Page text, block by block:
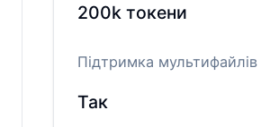
200kтокени
Підтримка мультифайлів
Так